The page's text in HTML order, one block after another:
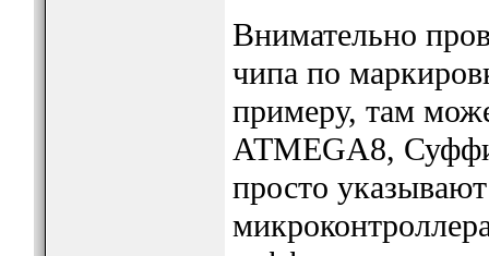
Внимательно
чипа по
примеру, там
ATMEGA8,
просто